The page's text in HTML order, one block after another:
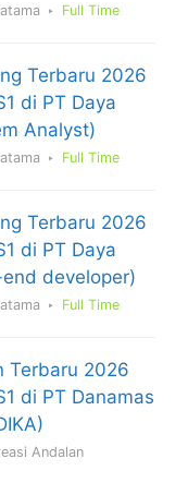
Full Time
Terbaru 2026
di PT Daya
Analyst)
Full Time
Terbaru 2026
di PT Daya
developer)
Full Time
Terbaru 2026
di PT Danamas
Andalan